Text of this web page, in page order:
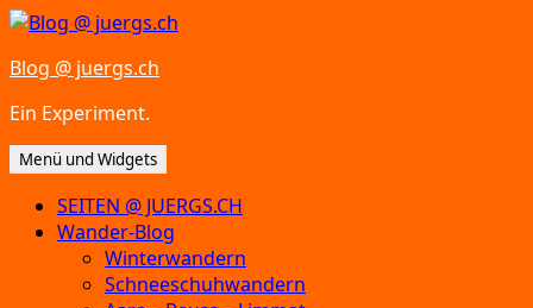
Zum
springen
Blog @ juergs.ch
Ein Experiment.
Menü und Widgets
SEITEN @ JUERGS.CH
Wander-Blog
Winterwandern
Schneeschuhwandern